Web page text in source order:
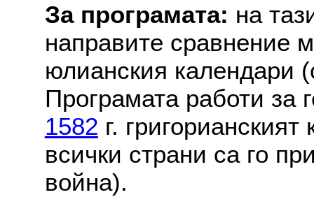
За програмата: на
направите сравнение
юлианския календари
Програмата работи за
1582 г.
всички страни са го
война).